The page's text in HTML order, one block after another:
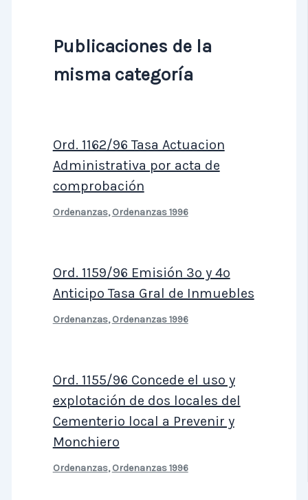
Publicaciones de la
misma categoría
Ord. 1162/96 Tasa Actuacion
Administrativa por acta de
comprobación
Ordenanzas,Ordenanzas 1996
Ord. 1159/96 Emisión 3º y 4º
Anticipo Tasa Gral de Inmuebles
Ordenanzas,Ordenanzas 1996
Ord. 1155/96 Concede el uso y
explotación de dos locales del
Cementerio local a Prevenir y
Monchiero
Ordenanzas,Ordenanzas 1996